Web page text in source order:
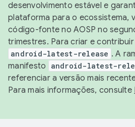
desenvolvimento estável e
plataforma para o ecossistema,
código-fonte no AOSP no
trimestres. Para criar e contribuir
android-latest-release . A
manifesto
android-latest-
referenciar a versão mais
Para mais informações, consulte